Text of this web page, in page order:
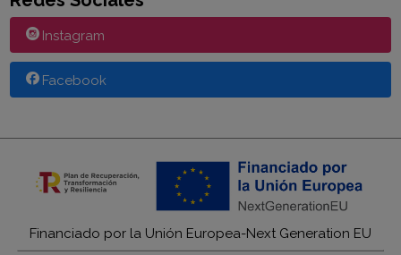
Instagram
Facebook
Financiado por la Unión Europea-Next Generation EU